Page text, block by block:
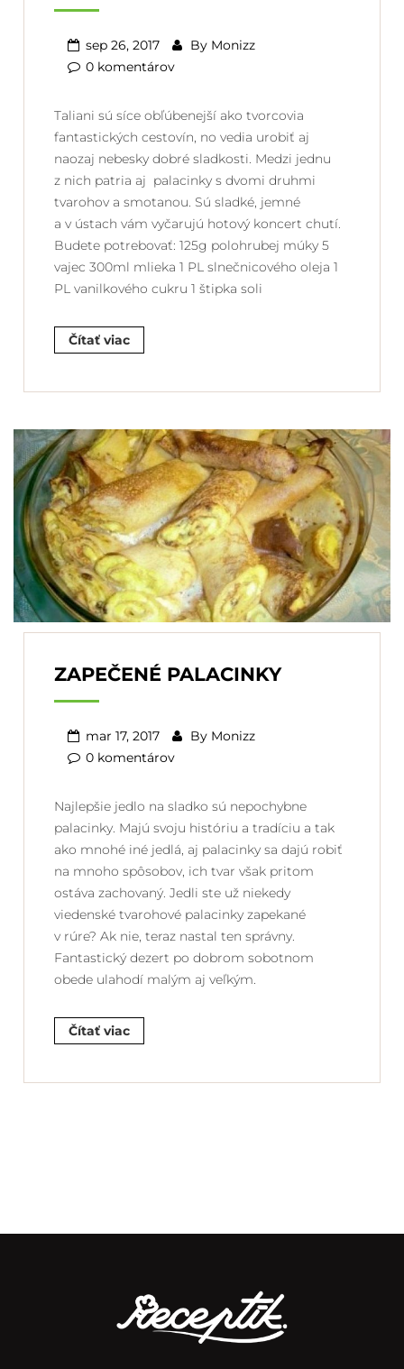
sep 26, 2017 By Monizz
0 komentárov
Taliani sú síce obľúbenejší ako tvorcovia
fantastických cestovín, no vedia urobiť aj
naozaj nebesky dobré sladkosti. Medzi jednu
z nich patria aj palacinky s dvomi druhmi
tvarohov a smotanou. Sú sladké, jemné
a v ústach vám vyčarujú hotový koncert chutí.
Budete potrebovať: 125g polohrubej múky 5
vajec 300ml mlieka 1 PL slnečnicového oleja 1
PL vanilkového cukru 1 štipka soli
Čítať viac
ZAPEČENÉ PALACINKY
mar 17, 2017 By Monizz
0 komentárov
Najlepšie jedlo na sladko sú nepochybne
palacinky. Majú svoju históriu a tradíciu a tak
ako mnohé iné jedlá, aj palacinky sa dajú robiť
na mnoho spôsobov, ich tvar však pritom
ostáva zachovaný. Jedli ste už niekedy
viedenské tvarohové palacinky zapekané
v rúre? Ak nie, teraz nastal ten správny.
Fantastický dezert po dobrom sobotnom
obede ulahodí malým aj veľkým.
Čítať viac